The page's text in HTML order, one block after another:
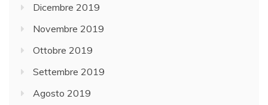
Dicembre 2019
Novembre 2019
Ottobre 2019
Settembre 2019
Agosto 2019